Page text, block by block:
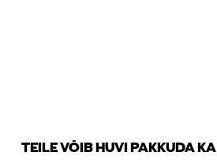
TEILE VÕIB HUVI PAKKUDA KA